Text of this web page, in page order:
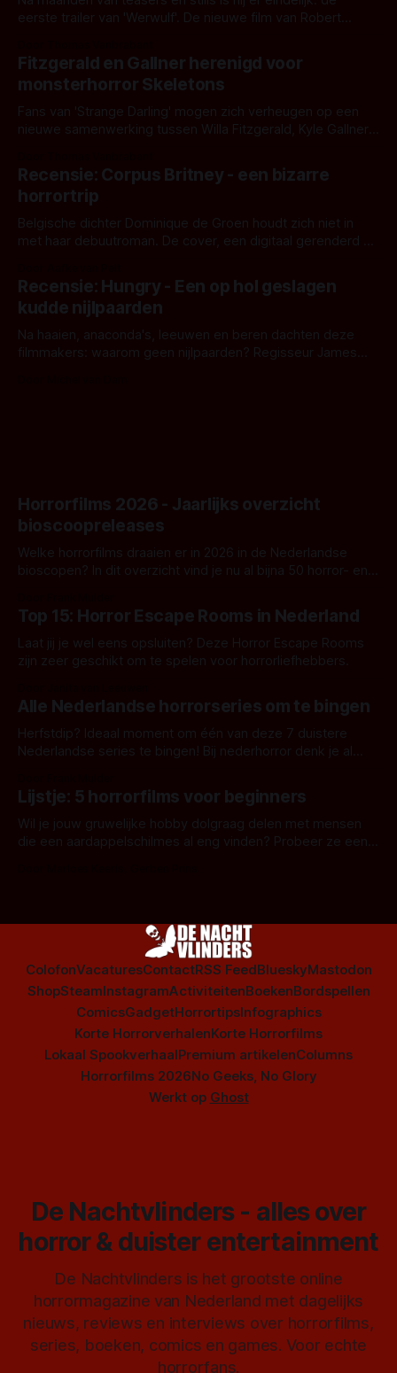
eerste trailer van 'Werwulf'. De nieuwe film van Robert
kille stijl vol folklore en mythe. Het topic deze keer is (kon
het het al raden?)... de weerwolf. Kijk je mee?
Fitzgerald en Gallner herenigd voor
monsterhorror Skeletons
Fans van 'Strange Darling' mogen zich verheugen op een
nieuwe samenwerking tussen Willa Fitzgerald, Kyle Gallner
'Skeletons', een nieuwe creature feature waarvoor de
opnames zijn gestart in Australië.
Recensie: Corpus Britney - een bizarre
horrortrip
Belgische dichter Dominique de Groen houdt zich niet in
met haar debuutroman. De cover, een digitaal gerenderd en
achtergrond, belooft iets kleurrijks maar onheilspellends,
iets ongrijpbaars. En dat maakt De Groen met ieder woord
waar.
Recensie: Hungry - Een op hol geslagen
kudde nijlpaarden
Na haaien, anaconda's, leeuwen en beren dachten deze
filmmakers: waarom geen nijlpaarden? Regisseur James
Horrorfilms 2026 - Jaarlijks overzicht
bioscoopreleases
Welke horrorfilms draaien er in 2026 in de Nederlandse
bioscopen? In dit overzicht vind je nu al bijna 50 horror- en
Top 15: Horror Escape Rooms in Nederland
Laat jij je wel eens opsluiten? Deze Horror Escape Rooms
zijn zeer geschikt om te spelen voor horrorliefhebbers.
Alle Nederlandse horrorseries om te bingen
Herfstdip? Ideaal moment om één van deze 7 duistere
Nederlandse series te bingen! Bij nederhorror denk je al
Amsterdamned of The Johnsons. Maar Nederlandse horror
is niet beperkt tot films. Hier een aantal Nederlandse tv-
series uit het duistere of horrorgenre. Als
Lijstje: 5 horrorfilms voor beginners
Wil je jouw gruwelijke hobby dolgraag delen met mensen
die een aardappelschilmes al eng vinden? Probeer ze eens
ColofonVacaturesContactRSS FeedBlueskyMastodon
ShopSteamInstagramActiviteitenBoekenBordspellen
ComicsGadgetHorrortipsInfographics
Korte HorrorverhalenKorte Horrorfilms
Lokaal SpookverhaalPremium artikelenColumns
Horrorfilms 2026No Geeks, No Glory
Werkt op Ghost
De Nachtvlinders - alles over
horror & duister entertainment
De Nachtvlinders is het grootste online
horrormagazine van Nederland met dagelijks
nieuws, reviews en interviews over horrorfilms,
series, boeken, comics en games. Voor echte
horrorfans.